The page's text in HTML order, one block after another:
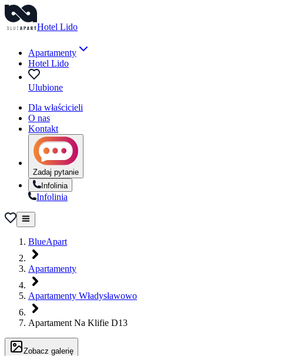
Hotel Lido
Apartamenty
Hotel Lido
Ulubione
Dla właścicieli
O nas
Kontakt
Zadaj pytanie
Infolinia
Infolinia
BlueApart
Apartamenty
Apartamenty Władysławowo
Apartament Na Klifie D13
Zobacz galerię